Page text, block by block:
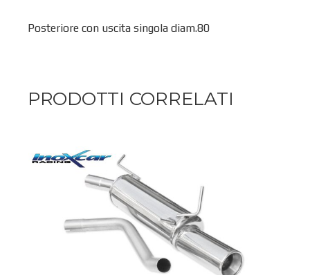
Posteriore con uscita singola diam.80
PRODOTTI CORRELATI